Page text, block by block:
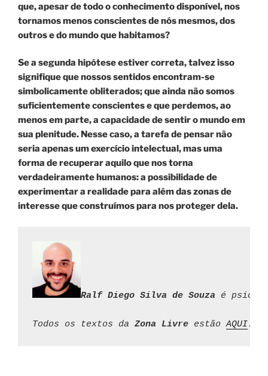
que, apesar de todo o conhecimento disponível, nos
tornamos menos conscientes de nós mesmos, dos
outros e do mundo que habitamos?
Se a segunda hipótese estiver correta, talvez isso
signifique que nossos sentidos encontram-se
simbolicamente obliterados; que ainda não somos
suficientemente conscientes e que perdemos, ao
menos em parte, a capacidade de sentir o mundo em
sua plenitude. Nesse caso, a tarefa de pensar não
seria apenas um exercício intelectual, mas uma
forma de recuperar aquilo que nos torna
verdadeiramente humanos: a possibilidade de
experimentar a realidade para além das zonas de
interesse que construímos para nos proteger dela.
Ralf Diego Silva de Souza é
Todos os textos da Zona Livre estão AQUI.